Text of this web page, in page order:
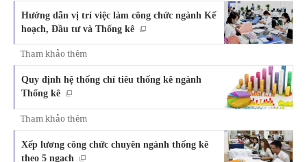
Hướng dẫn vị trí việc làm công chức ngành Kế
hoạch, Đầu tư và Thống kê
Tham khảo thêm
Quy định hệ thống chỉ tiêu thống kê ngành
Thống kê
Tham khảo thêm
Xếp lương công chức chuyên ngành thống kê
theo 5 ngạch